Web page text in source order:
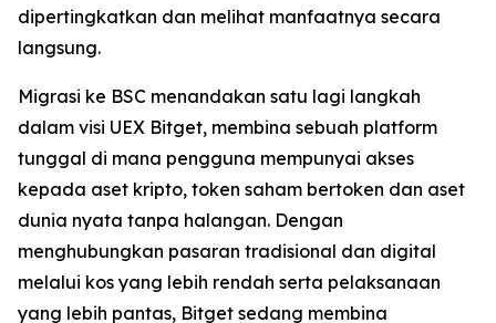
dipertingkatkan dan melihat manfaatnya secara
langsung.
Migrasi ke BSC menandakan satu lagi langkah
dalam visi UEX Bitget, membina sebuah platform
tunggal di mana pengguna mempunyai akses
kepada aset kripto, token saham bertoken dan aset
dunia nyata tanpa halangan. Dengan
menghubungkan pasaran tradisional dan digital
melalui kos yang lebih rendah serta pelaksanaan
yang lebih pantas, Bitget sedang membina